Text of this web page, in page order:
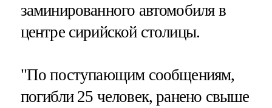
заминированного автомобиля в
центре сирийской столицы.
"По поступающим сообщениям,
погибли 25 человек, ранено свыше